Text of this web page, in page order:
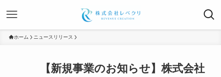
ホーム ニュースリリース
【新規事業のお知らせ】株式会社